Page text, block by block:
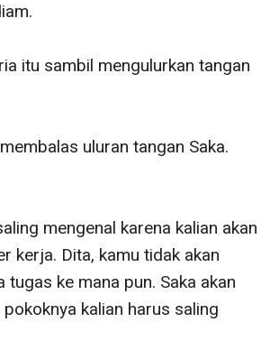
itu sambil mengulurkan tangan
uluran tangan Saka.
mengenal karena kalian akan
kerja. Dita, kamu tidak akan
tugas ke mana pun. Saka akan
kalian harus saling